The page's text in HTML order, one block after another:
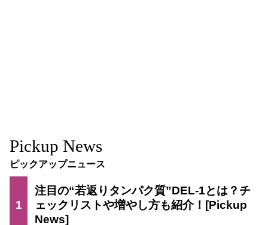
Pickup News
ピックアップニュース
1
注目の“若返りタンパク質”DEL-1とは？チ
ェックリストや増やし方も紹介！